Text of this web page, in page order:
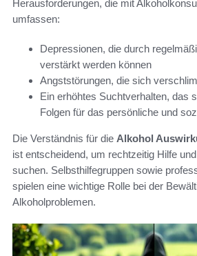
Herausforderungen, die mit
umfassen:
Depressionen, die durch
verstärkt werden können
Angststörungen, die sich
Ein erhöhtes Suchtverhalten, das
Folgen für das persönliche und
Die Verständnis für die Alkohol
ist entscheidend, um rechtzeitig Hilfe
suchen. Selbsthilfegruppen sowie
spielen eine wichtige Rolle bei der
Alkoholproblemen.